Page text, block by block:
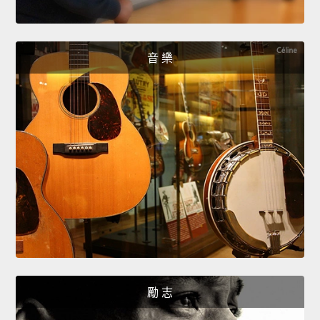
音 樂
勵 志